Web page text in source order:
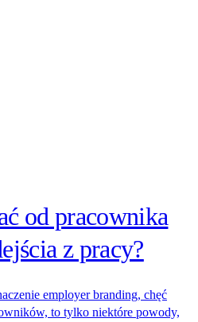
od pracownika
z pracy?
employer branding, chęć
to tylko niektóre powody,